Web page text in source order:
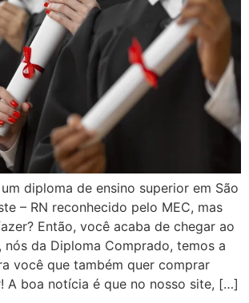
diploma de ensino superior em São
– RN reconhecido pelo MEC, mas
Então, você acaba de chegar ao
da Diploma Comprado, temos a
você que também quer comprar
A boa notícia é que no nosso site, […]